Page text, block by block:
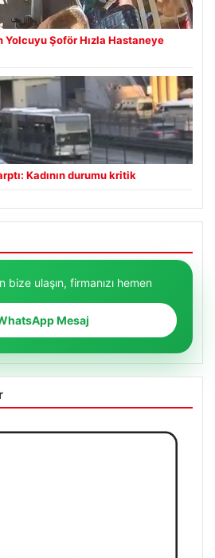
Yolcuyu Şoför Hızla Hastaneye
Kadının durumu kritik
ulaşın, firmanızı hemen
Mesaj